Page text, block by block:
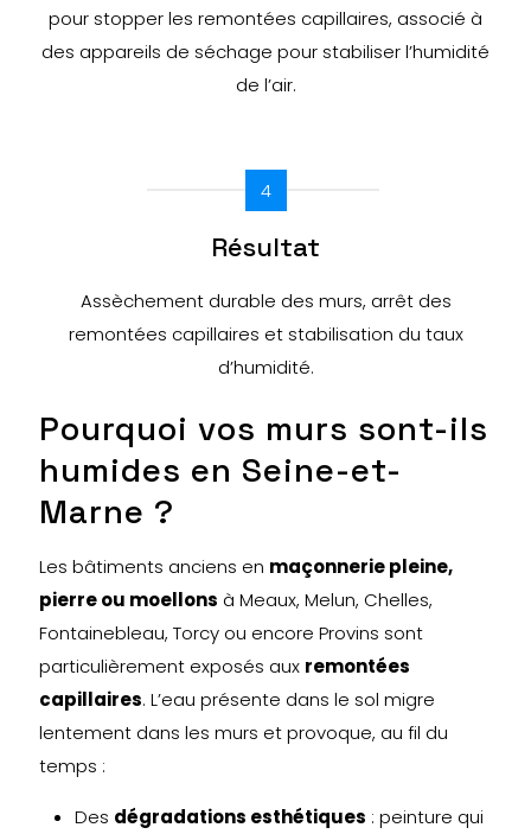
pour stopper les remontées capillaires, associé à
des appareils de séchage pour stabiliser l’humidité
de l’air.
4
Résultat
Assèchement durable des murs, arrêt des
remontées capillaires et stabilisation du taux
d’humidité.
Pourquoi vos murs sont-ils
humides en Seine-et-
Marne ?
Les bâtiments anciens en maçonnerie pleine,
pierre ou moellons à Meaux, Melun, Chelles,
Fontainebleau, Torcy ou encore Provins sont
particulièrement exposés aux remontées
capillaires. L’eau présente dans le sol migre
lentement dans les murs et provoque, au fil du
temps :
Des dégradations esthétiques : peinture qui